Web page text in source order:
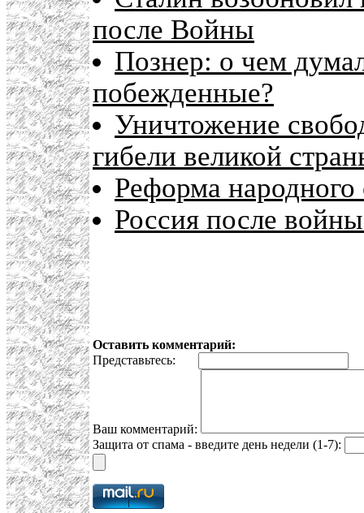
после Войны
Познер: о чем
побежденные?
Уничтожение
гибели великой
Реформа
Россия после
Оставить комментарий:
Представьтесь:
Ваш комментарий:
Защита от спама - введите день недели (1-7):